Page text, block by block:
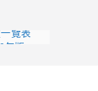
覽表
版